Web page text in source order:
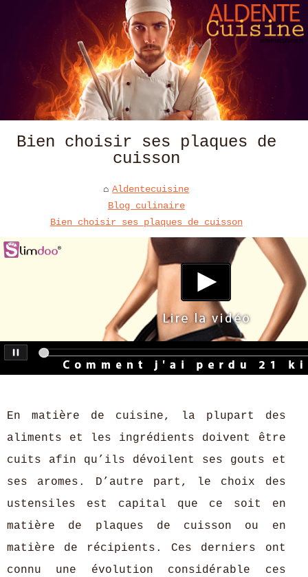
Bien choisir ses plaques de
cuisson
Aldentecuisine
Blog culinaire
Bien choisir ses plaques de cuisson
En matière de cuisine, la plupart des
aliments et les ingrédients doivent être
cuits afin qu’ils dévoilent ses gouts et
ses aromes. D’autre part, le choix des
ustensiles est capital que ce soit en
matière de plaques de cuisson ou en
matière de récipients. Ces derniers ont
connu une évolution considérable ces